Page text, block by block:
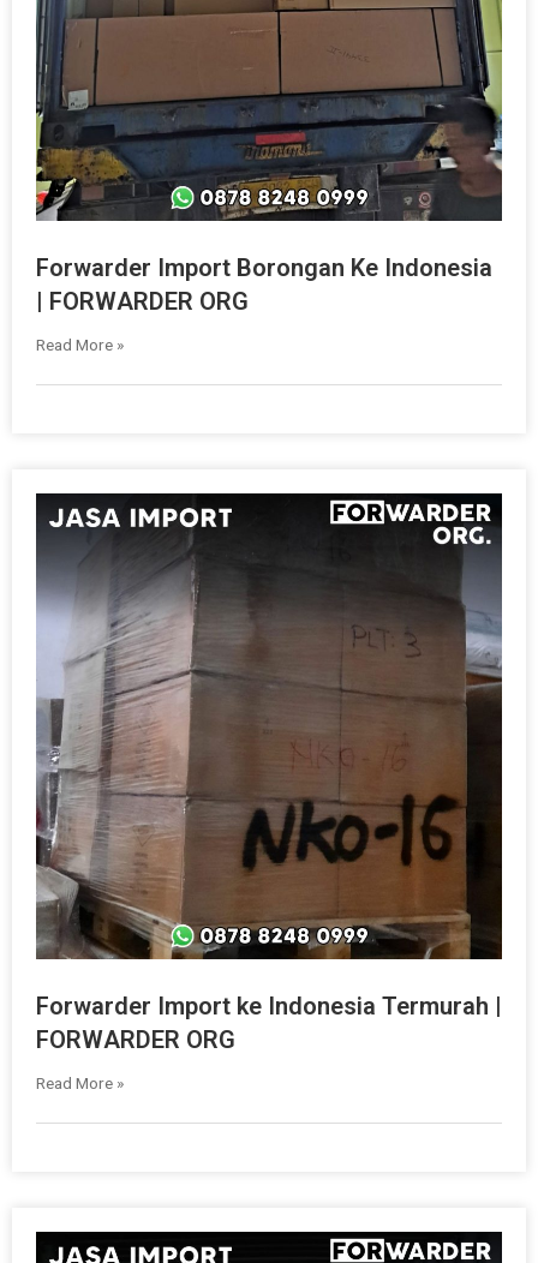
Forwarder Import Borongan Ke Indonesia
| FORWARDER ORG
Read More »
Forwarder Import ke Indonesia Termurah |
FORWARDER ORG
Read More »